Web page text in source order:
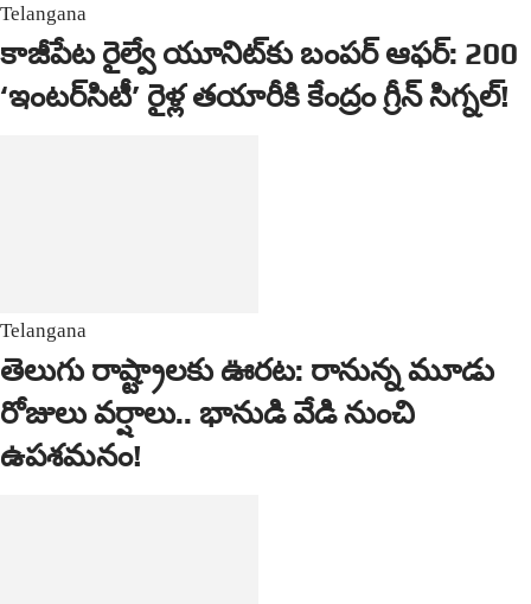
Telangana
కాజీపేట రైల్వే యూనిట్‌కు బంపర్ ఆఫర్: 200
‘ఇంటర్‌సిటీ’ రైళ్ల తయారీకి కేంద్రం గ్రీన్ సిగ్నల్!
Telangana
తెలుగు రాష్ట్రాలకు ఊరట: రానున్న మూడు
రోజులు వర్షాలు.. భానుడి వేడి నుంచి
ఉపశమనం!